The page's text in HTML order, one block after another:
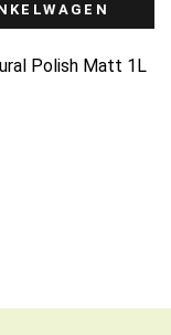
Polish Matt 1L